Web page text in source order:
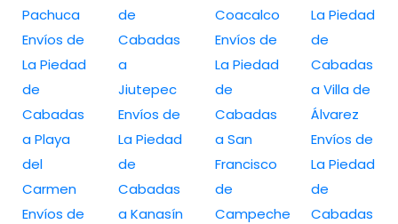
Pachuca
Envíos de
La Piedad
de
Cabadas
a Playa
del
Carmen
Envíos de
de
Cabadas
a
Jiutepec
Envíos de
La Piedad
de
Cabadas
a Kanasín
Coacalco
Envíos de
La Piedad
de
Cabadas
a San
Francisco
de
Campeche
La Piedad
de
Cabadas
a Villa de
Álvarez
Envíos de
La Piedad
de
Cabadas